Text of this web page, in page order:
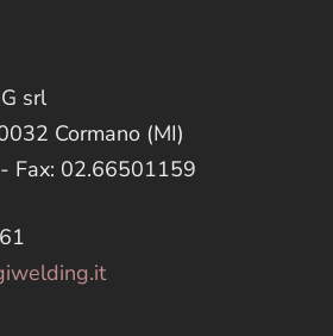
srl
Cormano (MI)
Fax: 02.66501159